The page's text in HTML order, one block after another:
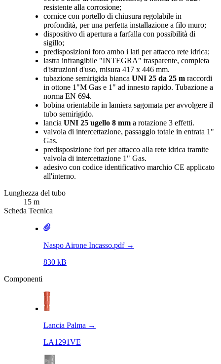
resistente alla corrosione;
cornice con portello di chiusura regolabile in
profondità, per una perfetta installazione a filo muro;
dispositivo di apertura a farfalla con possibilità di
sigillo;
predisposizioni foro ambo i lati per attacco rete idrica;
lastra infrangibile "INTEGRA" trasparente, completa
d'istruzioni d'uso, misura 417 x 446 mm.
tubazione semirigida bianca UNI 25 da 25 m raccordi
in ottone 1"M Gas e 1" ad innesto rapido. Tubazione a
norma EN 694.
bobina orientabile in lamiera sagomata per avvolgere il
tubo semirigido.
lancia UNI 25 ugello 8 mm a rotazione 3 effetti.
valvola di intercettazione, passaggio totale in entrata 1"
Gas.
predisposizione fori per attacco alla rete idrica tramite
valvola di intercettazione 1" Gas.
adesivo con codice identificativo marchio CE applicato
all'interno.
Lunghezza del tubo
15 m
Scheda Tecnica
Naspo Airone Incasso.pdf→
830 kB
Componenti
Lancia Palma →
LA1291VE